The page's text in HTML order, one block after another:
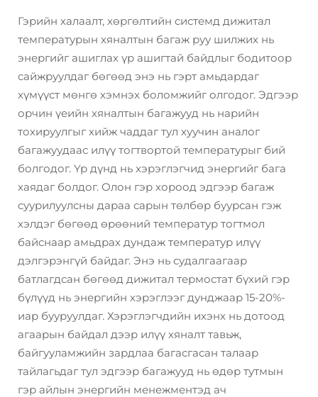
Гэрийн халаалт, хөргөлтийн системд дижитал
температурын хяналтын багаж руу шилжих нь
энергийг ашиглах үр ашигтай байдлыг бодитоор
сайжруулдаг бөгөөд энэ нь гэрт амьдардаг
хүмүүст мөнгө хэмнэх боломжийг олгодог. Эдгээр
орчин үеийн хяналтын багажууд нь нарийн
тохируулгыг хийж чаддаг тул хуучин аналог
багажуудаас илүү тогтвортой температурыг бий
болгодог. Үр дүнд нь хэрэглэгчид энергийг бага
хаядаг болдог. Олон гэр хороод эдгээр багаж
суурилуулсны дараа сарын төлбөр буурсан гэж
хэлдэг бөгөөд өрөөний температур тогтмол
байснаар амьдрах дундаж температур илүү
дэлгэрэнгүй байдаг. Энэ нь судалгаагаар
батлагдсан бөгөөд дижитал термостат бүхий гэр
бүлүүд нь энергийн хэрэглээг дунджаар 15-20%-
иар бууруулдаг. Хэрэглэгчдийн ихэнх нь дотоод
агаарын байдал дээр илүү хяналт тавьж,
байгууламжийн зардлаа багасгасан талаар
тайлагьдаг тул эдгээр багажууд нь өдөр тутмын
гэр айлын энергийн менежментэд ач